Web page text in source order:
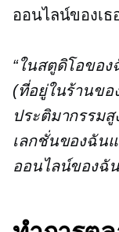
ออนไลน์ของเธ
“ในสตูดิโอขอ
(ที่อยู่ในร้านขอ
ประติมากรรม
เลกชั่นของฉัน
ออนไลน์ของฉั